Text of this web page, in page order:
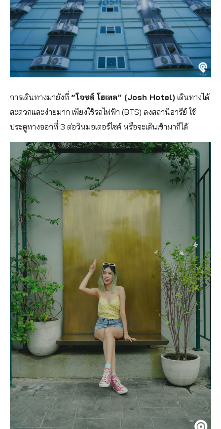
การเดินทางมายังที่ “โจชส์ โฮเทล” (Josh Hotel) เดินทางได้
สะดวกและง่ายมาก เพียงใช้รถไฟฟ้า (BTS) ลงสถานีอารีย์ ใช้
ประตูทางออกที่ 3 ต่อวินมอเตอร์ไซค์ หรือจะเดินเข้ามาก็ได้